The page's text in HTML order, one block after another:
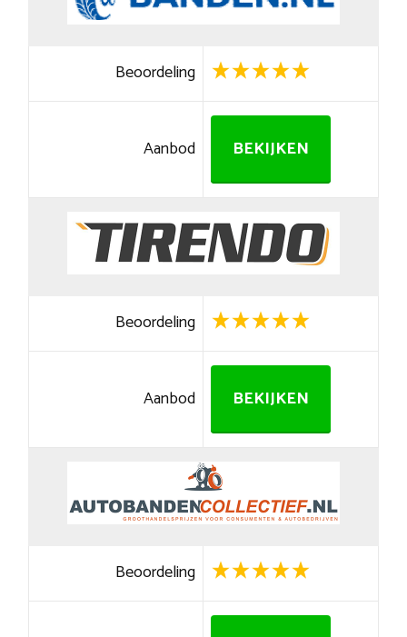
Beoordeling
Aanbod BEKIJKEN
Beoordeling
Aanbod BEKIJKEN
Beoordeling